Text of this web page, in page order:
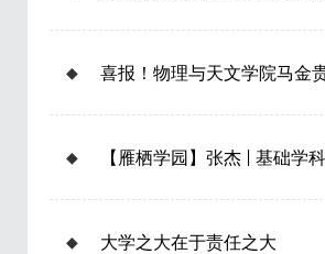
◆
喜报！物理与天文学院马金
◆
【雁栖学园】张杰 | 基础学
◆ 大学之大在于责任之大